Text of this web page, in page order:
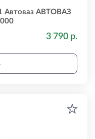
Автоваз АВТОВАЗ
3 790 р.